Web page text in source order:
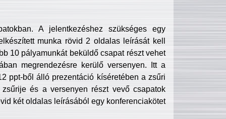
A jelentkezéshez szükséges egy
munka rövid 2 oldalas leírását kell
10 pályamunkát beküldő csapat részt vehet
megrendezésre kerülő versenyen. Itt a
ppt-ből álló prezentáció kíséretében a zsűri
és a versenyen részt vevő csapatok
két oldalas leírásából egy konferenciakötet